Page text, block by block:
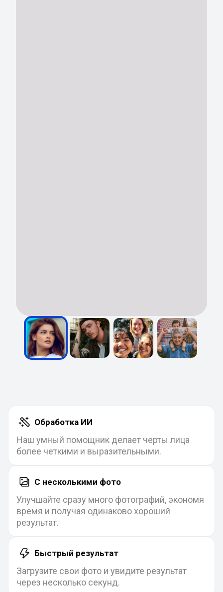
Обработка ИИ
Наш умный помощник делает черты лица
более четкими и выразительными.
С несколькими фото
Улучшайте сразу много фотографий, экономя
время и получая одинаково хороший
результат.
Быстрый результат
Загрузите свои фото и увидите результат
через несколько секунд.